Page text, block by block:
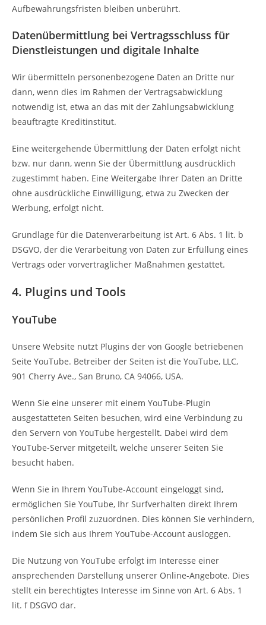
Aufbewahrungsfristen bleiben unberührt.
Datenübermittlung bei Vertragsschluss für
Dienstleistungen und digitale Inhalte
Wir übermitteln personenbezogene Daten an Dritte nur
dann, wenn dies im Rahmen der Vertragsabwicklung
notwendig ist, etwa an das mit der Zahlungsabwicklung
beauftragte Kreditinstitut.
Eine weitergehende Übermittlung der Daten erfolgt nicht
bzw. nur dann, wenn Sie der Übermittlung ausdrücklich
zugestimmt haben. Eine Weitergabe Ihrer Daten an Dritte
ohne ausdrückliche Einwilligung, etwa zu Zwecken der
Werbung, erfolgt nicht.
Grundlage für die Datenverarbeitung ist Art. 6 Abs. 1 lit. b
DSGVO, der die Verarbeitung von Daten zur Erfüllung eines
Vertrags oder vorvertraglicher Maßnahmen gestattet.
4. Plugins und Tools
YouTube
Unsere Website nutzt Plugins der von Google betriebenen
Seite YouTube. Betreiber der Seiten ist die YouTube, LLC,
901 Cherry Ave., San Bruno, CA 94066, USA.
Wenn Sie eine unserer mit einem YouTube-Plugin
ausgestatteten Seiten besuchen, wird eine Verbindung zu
den Servern von YouTube hergestellt. Dabei wird dem
YouTube-Server mitgeteilt, welche unserer Seiten Sie
besucht haben.
Wenn Sie in Ihrem YouTube-Account eingeloggt sind,
ermöglichen Sie YouTube, Ihr Surfverhalten direkt Ihrem
persönlichen Profil zuzuordnen. Dies können Sie verhindern,
indem Sie sich aus Ihrem YouTube-Account ausloggen.
Die Nutzung von YouTube erfolgt im Interesse einer
ansprechenden Darstellung unserer Online-Angebote. Dies
stellt ein berechtigtes Interesse im Sinne von Art. 6 Abs. 1
lit. f DSGVO dar.